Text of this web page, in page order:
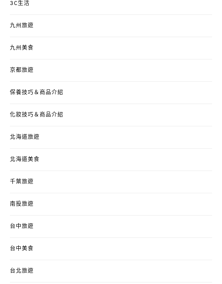
3C生活
九州旅遊
九州美食
京都旅遊
保養技巧＆商品介紹
化妝技巧＆商品介紹
北海道旅遊
北海道美食
千葉旅遊
南投旅遊
台中旅遊
台中美食
台北旅遊